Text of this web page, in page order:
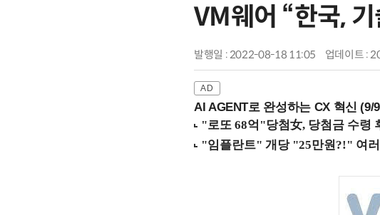
VM웨어 “한국,
발행일 : 2022-08-18 11:05 업데이트 :
AI AGENT로 완성하는 CX 혁신 (9/